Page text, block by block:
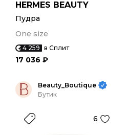
HERMES BEAUTY
Пудра
One size
4 259 в Сплит
17 036 ₽
Beauty_Boutique
Бутик
6